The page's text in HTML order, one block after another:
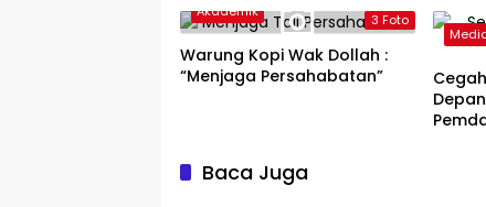
Kembali Diakui
3 Foto
Akademik
Warung Kopi Wak Dollah :
“Menjaga Persahabatan”
Baca Juga